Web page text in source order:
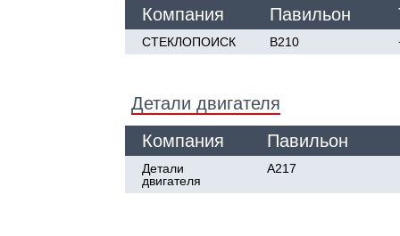
Компания
Павильон
СТЕКЛОПОИСК В210
Детали двигателя
Компания
Павильон
Детали
двигателя
А217